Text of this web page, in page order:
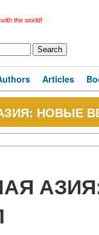
the world!
Articles
НОВЫЕ